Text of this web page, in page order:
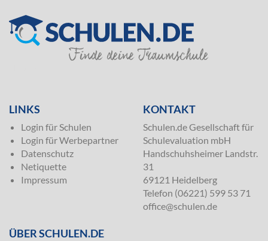
LINKS
Login für Schulen
Login für Werbepartner
Datenschutz
Netiquette
Impressum
KONTAKT
Schulen.de Gesellschaft für
Schulevaluation mbH
Handschuhsheimer Landstr.
31
69121 Heidelberg
Telefon (06221) 599 53 71
office@schulen.de
ÜBER SCHULEN.DE